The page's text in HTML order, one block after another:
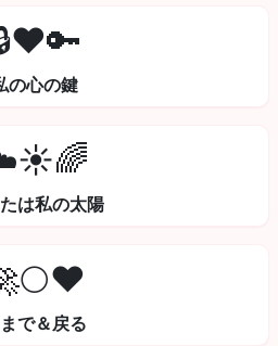
の心の鍵
は私の太陽
で＆戻る